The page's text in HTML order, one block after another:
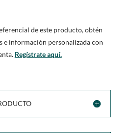
de este producto, obtén
e información personalizada con
Regístrate aquí.